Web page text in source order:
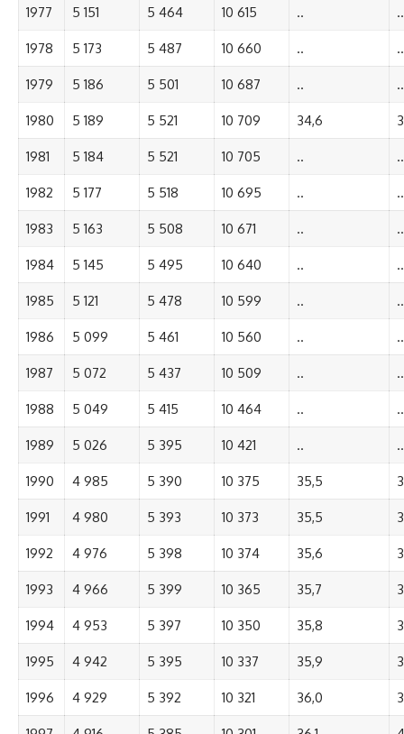
1977 5 151 5 464 10 615 .. ..
1978 5 173 5 487 10 660 .. ..
1979 5 186 5 501 10 687 .. ..
1980 5 189 5 521 10 709 34,6
1981 5 184 5 521 10 705 .. ..
1982 5 177 5 518 10 695 .. ..
1983 5 163 5 508 10 671 .. ..
1984 5 145 5 495 10 640 .. ..
1985 5 121 5 478 10 599 .. ..
1986 5 099 5 461 10 560 .. ..
1987 5 072 5 437 10 509 .. ..
1988 5 049 5 415 10 464 .. ..
1989 5 026 5 395 10 421 .. ..
1990 4 985 5 390 10 375 35,5
1991 4 980 5 393 10 373 35,5
1992 4 976 5 398 10 374 35,6
1993 4 966 5 399 10 365 35,7
1994 4 953 5 397 10 350 35,8
1995 4 942 5 395 10 337 35,9
1996 4 929 5 392 10 321 36,0